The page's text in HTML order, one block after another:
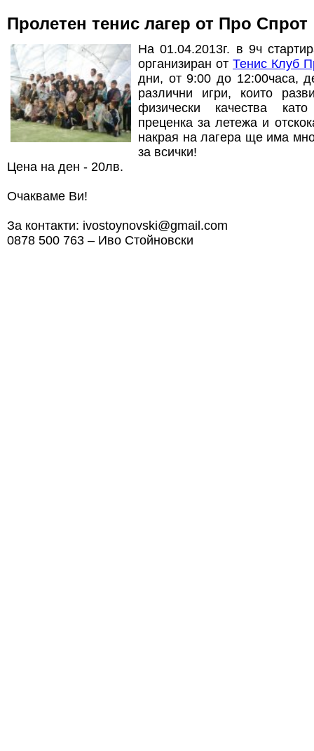
Пролетен тенис лагер от Про Спрот
На 01.04.2013г. в 9ч
организиран от Тенис Клуб
дни, от 9:00 до 12:00часа,
различни игри, които
физически качества
преценка за летежа и
накрая на лагера ще има
за всички!
Цена на ден - 20лв.
Очакваме Ви!
За контакти: ivostoynovski@gmail.com
0878 500 763 – Иво Стойновски